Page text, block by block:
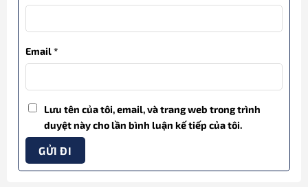
Email*
Lưu tên của tôi, email, và trang web trong trình
duyệt này cho lần bình luận kế tiếp của tôi.